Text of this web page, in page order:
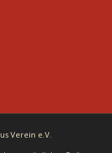
Verein e.V.